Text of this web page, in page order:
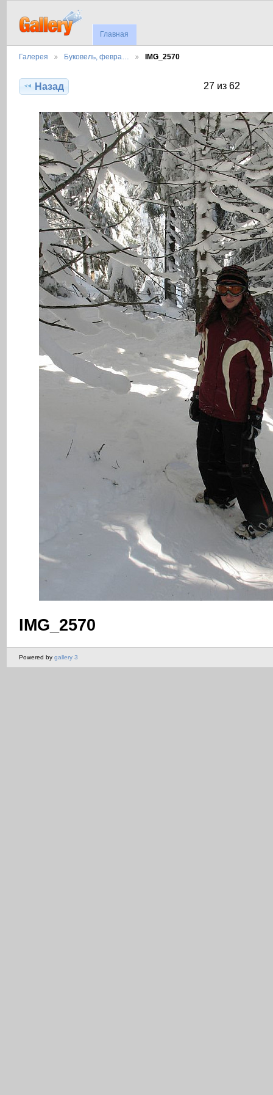
Главная
Галерея Буковель, февра… IMG_2570
Назад 27 из 62
IMG_2570
Powered by gallery 3